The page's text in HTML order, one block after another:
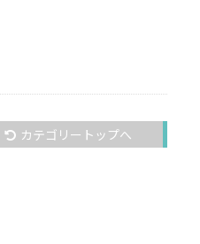
カテゴリートップへ